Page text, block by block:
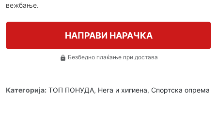
вежбање.
НАПРАВИ НАРАЧКА
lock Безбедно плаќање при достава
Категорија: ТОП ПОНУДА, Нега и хигиена, Спортска опрема